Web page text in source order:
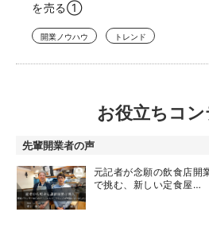
を売る①
開業ノウハウ トレンド
お役立ちコ
先輩開業者の声
元記者が念願の飲食店開
で挑む、新しい定食屋…